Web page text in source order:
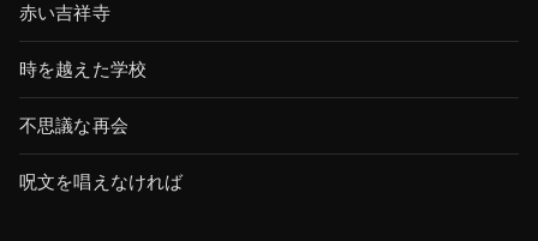
赤い吉祥寺
時を越えた学校
不思議な再会
呪文を唱えなければ